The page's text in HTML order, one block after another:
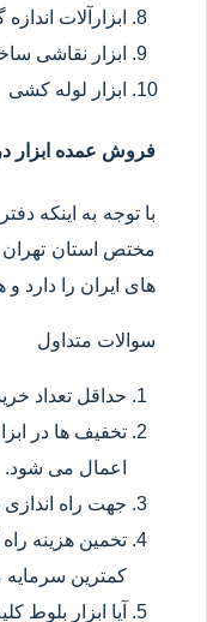
ابزارآلات
ابزار نقاشی
ابزار لوله کشی
فروش عمده ابزار
با توجه به اینکه
مختص استان تهران
های ایران را دارد
سوالات متداول
حداقل تعداد
تخفیف ها در
اعمال می شود.
جهت راه
تخمین هزینه
کمترین سرمایه مورد
آیا ابزار بلوط